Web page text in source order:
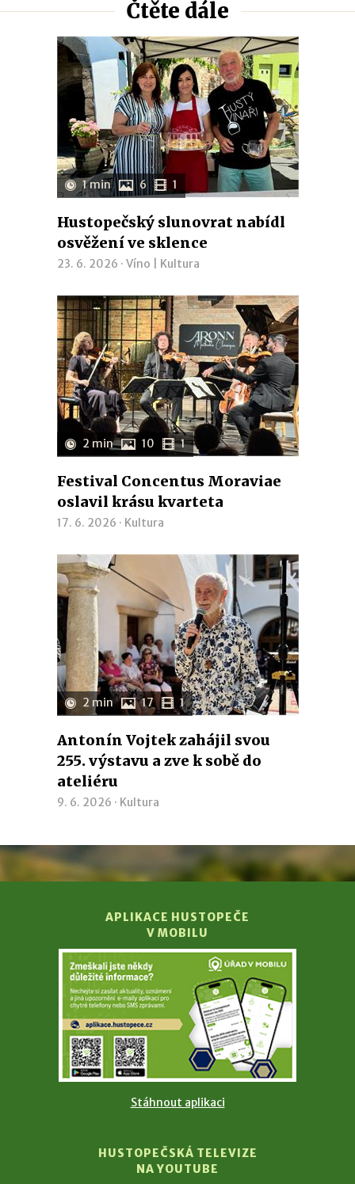
Čtěte dále
1 min 6 1
Hustopečský slunovrat nabídl
osvěžení ve sklence
23. 6. 2026 · Víno Kultura
2 min 10 1
Festival Concentus Moraviae
oslavil krásu kvarteta
17. 6. 2026 · Kultura
2 min 17 1
Antonín Vojtek zahájil svou
255. výstavu a zve k sobě do
ateliéru
9. 6. 2026 · Kultura
APLIKACE HUSTOPEČE
V MOBILU
Stáhnout aplikaci
HUSTOPEČSKÁ TELEVIZE
NA YOUTUBE